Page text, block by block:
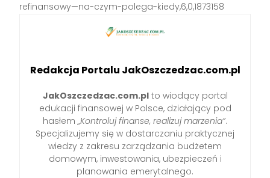
refinansowy—na-czym-polega-kiedy,6,0,1873158
Redakcja Portalu JakOszczedzac.com.pl
JakOszczedzac.com.plto wiodący portal
edukacji finansowej w Polsce, działający pod
hasłem „Kontroluj finanse, realizuj marzenia”.
Specjalizujemy się w dostarczaniu praktycznej
wiedzy z zakresu zarządzania budżetem
domowym, inwestowania, ubezpieczeń i
planowania emerytalnego.